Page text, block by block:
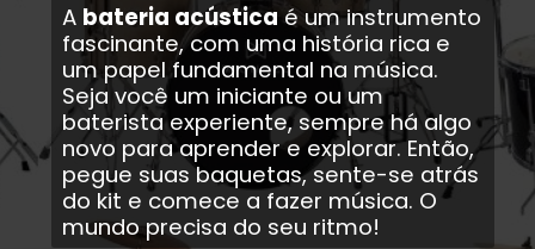
A bateria acústicaé um instrumento
fascinante, com uma história rica e
um papel fundamental na música.
Seja você um iniciante ou um
baterista experiente, sempre há algo
novo para aprender e explorar. Então,
pegue suas baquetas, sente-se atrás
do kit e comece a fazer música. O
mundo precisa do seu ritmo!